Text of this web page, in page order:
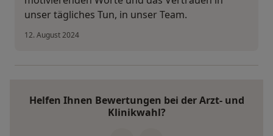
unser tägliches Tun, in unser Team.
12. August 2024
Helfen Ihnen Bewertungen bei der Arzt- und
Klinikwahl?